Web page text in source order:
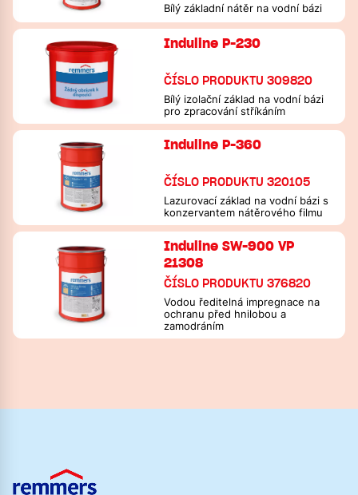
Bílý základní nátěr na vodní bázi
Induline P-230
ČÍSLO PRODUKTU 309820
Bílý izolační základ na vodní bázi
pro zpracování stříkáním
Induline P-360
ČÍSLO PRODUKTU 320105
Lazurovací základ na vodní bázi s
konzervantem nátěrového filmu
Induline SW-900 VP
21308
ČÍSLO PRODUKTU 376820
Vodou ředitelná impregnace na
ochranu před hnilobou a
zamodráním